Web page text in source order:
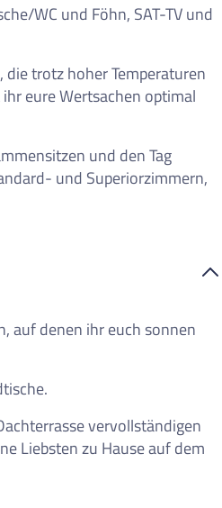
WC und Föhn, SAT-TV und
die trotz hoher Temperaturen
eure Wertsachen optimal
und den Tag
und Superiorzimmern,
auf denen ihr euch sonnen
vervollständigen
Liebsten zu Hause auf dem